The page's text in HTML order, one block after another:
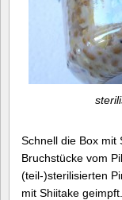
Schnell die Box mit
Bruchstücke vom
(teil-)sterilisierten
mit Shiitake geimpft.